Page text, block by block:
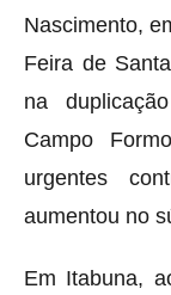
Nascimento,
Feira de
na
Campo
urgentes
aumentou no
Em Itabuna,